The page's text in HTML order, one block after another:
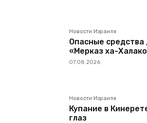
Новости Израиля
Опасные средства
«Мерказ ха-
07.08.2026
Новости Израиля
Купание в
глаз